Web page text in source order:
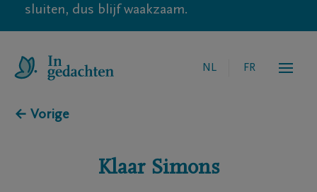
sluiten, dus blijf waakzaam.
NL FR
← Vorige
Klaar Simons